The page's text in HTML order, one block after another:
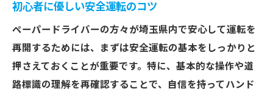
初心者に優しい安全運転のコツ
ペーパードライバーの方々が埼玉県内で安心して運転を
再開するためには、まずは安全運転の基本をしっかりと
押さえておくことが重要です。特に、基本的な操作や道
路標識の理解を再確認することで、自信を持ってハンド